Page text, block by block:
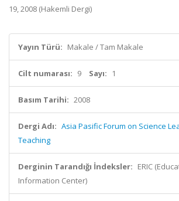
19, 2008 (Hakemli Dergi)
Yayın Türü: Makale / Tam Makale
Cilt numarası: 9 Sayı: 1
Basım Tarihi: 2008
Dergi Adı: Asia Pasific Forum on Science
Teaching
Derginin Tarandığı İndeksler: ERIC
Information Center)